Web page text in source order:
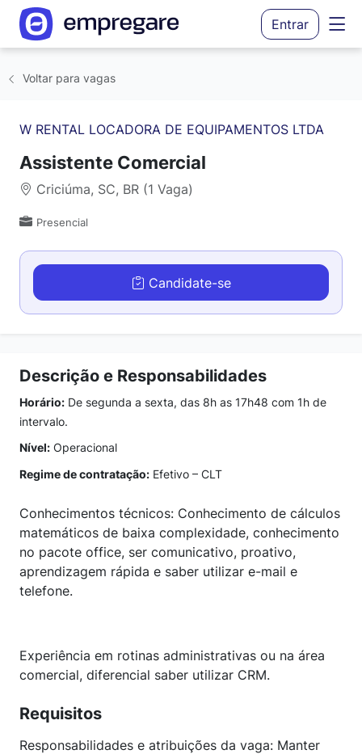
Entrar
Voltar para vagas
W RENTAL LOCADORA DE EQUIPAMENTOS LTDA
Assistente Comercial
Criciúma, SC, BR (1 Vaga)
Presencial
Candidate-se
Descrição e Responsabilidades
Horário: De segunda a sexta, das 8h as 17h48 com 1h de
intervalo.
Nível: Operacional
Regime de contratação: Efetivo – CLT
Conhecimentos técnicos: Conhecimento de cálculos
matemáticos de baixa complexidade, conhecimento
no pacote office, ser comunicativo, proativo,
aprendizagem rápida e saber utilizar e-mail e
telefone.
Experiência em rotinas administrativas ou na área
comercial, diferencial saber utilizar CRM.
Requisitos
Responsabilidades e atribuições da vaga: Manter